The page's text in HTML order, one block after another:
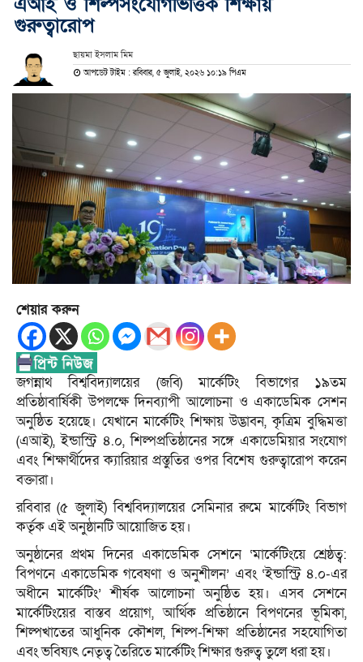
গুরুত্বারোপ
ছায়মা ইসলাম মিম
আপডেট টাইম : রবিবার, ৫ জুলাই, ২০২৬ ১০:১৯ পিএম
শেয়ার করুন
জগন্নাথ বিশ্ববিদ্যালয়ের (জবি) মার্কেটিং বিভাগের ১৯তম
প্রতিষ্ঠাবার্ষিকী উপলক্ষে দিনব্যাপী আলোচনা ও একাডেমিক সেশন
অনুষ্ঠিত হয়েছে। যেখানে মার্কেটিং শিক্ষায় উদ্ভাবন, কৃত্রিম বুদ্ধিমত্তা
(এআই), ইন্ডাস্ট্রি ৪.০, শিল্পপ্রতিষ্ঠানের সঙ্গে একাডেমিয়ার সংযোগ
এবং শিক্ষার্থীদের ক্যারিয়ার প্রস্তুতির ওপর বিশেষ গুরুত্বারোপ করেন
বক্তারা।
রবিবার (৫ জুলাই) বিশ্ববিদ্যালয়ের সেমিনার রুমে মার্কেটিং বিভাগ
কর্তৃক এই অনুষ্ঠানটি আয়োজিত হয়।
অনুষ্ঠানের প্রথম দিনের একাডেমিক সেশনে ‘মার্কেটিংয়ে শ্রেষ্ঠত্ব:
বিপণনে একাডেমিক গবেষণা ও অনুশীলন’ এবং ‘ইন্ডাস্ট্রি ৪.০-এর
অধীনে মার্কেটিং’ শীর্ষক আলোচনা অনুষ্ঠিত হয়। এসব সেশনে
মার্কেটিংয়ের বাস্তব প্রয়োগ, আর্থিক প্রতিষ্ঠানে বিপণনের ভূমিকা,
শিল্পখাতের আধুনিক কৌশল, শিল্প-শিক্ষা প্রতিষ্ঠানের সহযোগিতা
এবং ভবিষ্যৎ নেতৃত্ব তৈরিতে মার্কেটিং শিক্ষার গুরুত্ব তুলে ধরা হয়।